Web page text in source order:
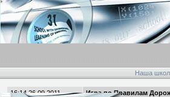
Наша
16:14 26.09.2011 Игра по Правилам